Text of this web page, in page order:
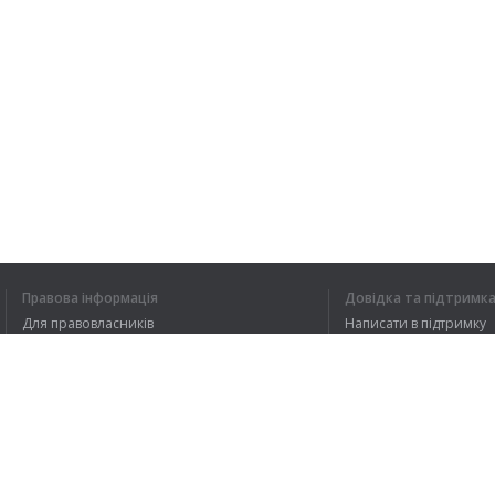
Правова інформація
Для правовласників
Довідка та підтримка
Написати в підтримку